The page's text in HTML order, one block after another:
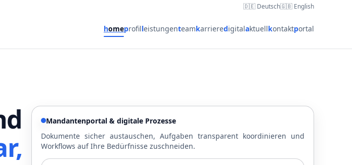
🇩🇪 Deutsch🇬🇧 English
homeprofilleistungenteamkarrieredigitalaktuellkontaktportal
Mandantenportal & digitale Prozesse
Dokumente sicher austauschen, Aufgaben transparent koordinieren und
Workflows auf Ihre Bedürfnisse zuschneiden.